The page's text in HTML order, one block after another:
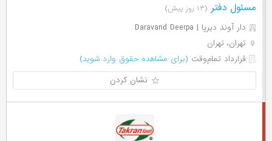
مسئول دفتر (۱۳ روز پیش)
دار آوند ديرپا | Daravand Deerpa
تهران، تهران
قرارداد تمام‌وقت (برای مشاهده حقوق وارد شوید)
نشان کردن